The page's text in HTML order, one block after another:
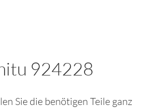
924228
Sie die benötigen Teile ganz